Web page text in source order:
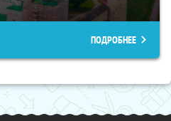
ПОДРОБНЕЕ